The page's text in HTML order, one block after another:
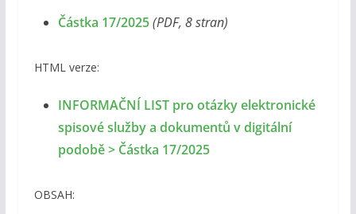
Částka 17/2025(PDF, 8 stran)
HTML verze:
INFORMAČNÍ LIST pro otázky elektronické
spisové služby a dokumentů v digitální
podobě > Částka 17/2025
OBSAH: